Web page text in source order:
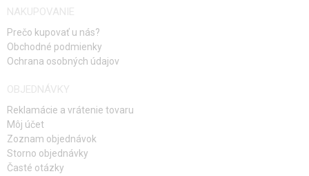
NAKUPOVANIE
Prečo kupovať u nás?
Obchodné podmienky
Ochrana osobných údajov
OBJEDNÁVKY
Reklamácie a vrátenie tovaru
Môj účet
Zoznam objednávok
Storno objednávky
Časté otázky